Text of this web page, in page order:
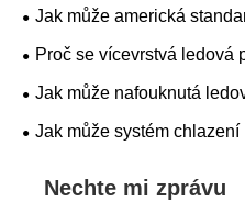
Která metoda chlazení je
Jak může americká
ponorná vana proměnit
Proč se vícevrstvá ledová
stává preferovanou volbou
Jak může nafouknutá
pro chlazení ledové lázně
Jak může systém
Nechte mi zprávu